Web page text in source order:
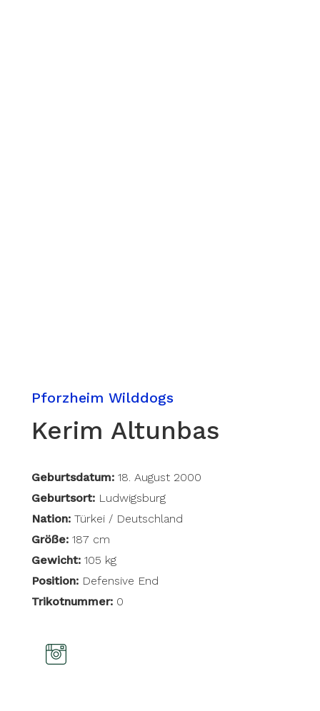
Pforzheim Wilddogs
Kerim Altunbas
Geburtsdatum: 18. August 2000
Geburtsort: Ludwigsburg
Nation:Türkei / Deutschland
Größe:187 cm
Gewicht:105 kg
Position:Defensive End
Trikotnummer: 0